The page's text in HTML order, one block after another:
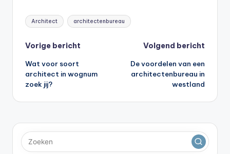
Tags:
Architect architectenbureau
Bericht
navigatie
Vorige bericht
Wat voor soort
architect in wognum
zoek jij?
Volgend bericht
De voordelen van een
architectenbureau in
westland